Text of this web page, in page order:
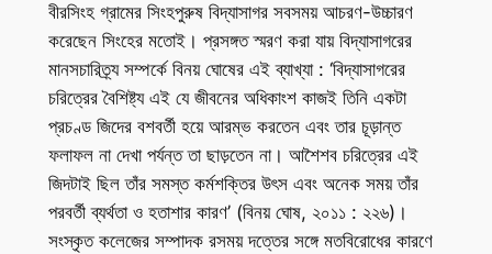
বীরসিংহ গ্রামের সিংহপুরুষ বিদ্যাসাগর সবসময় আচরণ-উচ্চারণ
করেছেন সিংহের মতোই। প্রসঙ্গত স্মরণ করা যায় বিদ্যাসাগরের
মানসচারিত্র্য সম্পর্কে বিনয় ঘোষের এই ব্যাখ্যা : ‘বিদ্যাসাগরের
চরিত্রের বৈশিষ্ট্য এই যে জীবনের অধিকাংশ কাজই তিনি একটা
প্রচণ্ড জিদের বশবর্তী হয়ে আরম্ভ করতেন এবং তার চূড়ান্ত
ফলাফল না দেখা পর্যন্ত তা ছাড়তেন না। আশৈশব চরিত্রের এই
জিদটাই ছিল তাঁর সমস্ত কর্মশক্তির উৎস এবং অনেক সময় তাঁর
পরবর্তী ব্যর্থতা ও হতাশার কারণ’ (বিনয় ঘোষ, ২০১১ : ২২৬)।
সংস্কৃত কলেজের সম্পাদক রসময় দত্তের সঙ্গে মতবিরোধের কারণে